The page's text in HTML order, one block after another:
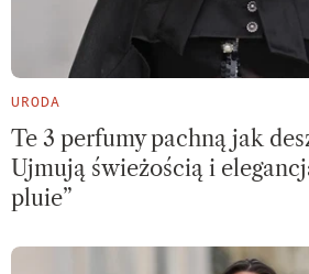
URODA
Te 3 perfumy pachną jak
Ujmują świeżością i
pluie”